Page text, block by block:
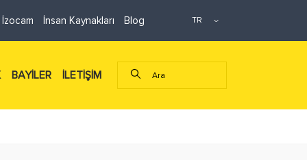
İzocam İnsan Kaynakları Blog
BAYİLER İLETİŞİM